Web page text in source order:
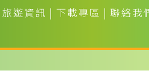
旅遊資訊 | 下載專區 | 聯絡我